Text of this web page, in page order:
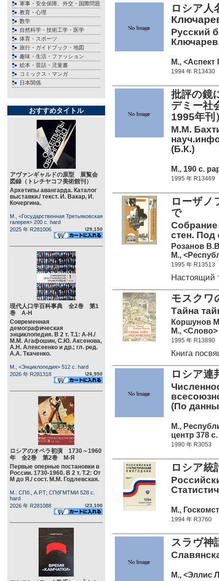
軍事・安全保障、外交・国際問題
教育・心理
数学
自然科学・技術工学・医学
体育・スポーツ
旅行・ガイドブック・地図
趣味・生活・ファッション
絵本・昔話・児童書
コミックス・マンガ
日本関係
おすすめタイトル
アヴァンギャルドの原型 展覧会
図録（トレチヤコフ美術館刊）
Архетипы авангарда. Каталог
выставки./ текст. И. Вакар, И.
Кочергина.
М., <Государственная Третьяковская
галерея> 200 c. hard
2025 年 R281006
\29,150
現代人口学百科事典 全2巻 第1
巻 А-Н
Современная
демографическая
энциклопедия. В 2 т. Т.1: А-Н./
М.М. Агафошин, С.Ю. Аксенова,
А.Н. Алексеенко и др.; гл. ред.
А.А. Ткаченко.
М., <Энциклопедия> 512 c. hard
2026 年 R281318
\26,950
ロシアのオペラ初演 1730～1960
年 全2巻 第2巻 М-Я
Первые оперные постановки в
России. 1730-1960. В 2 т. Т.2: От
М до Я./ сост. М.М. Годлевская.
М.: СПб., А.Р.Т; СПбГМТМИ 528 c.
hard
2026 年 R281088
\23,100
ロシア
Русский
М., <Аспект
1994 年 R13430
批評の鏡
デミー社
1995年刊
М.М.
(Б.К.)
М., 190 c.
1995 年 R13469
ローザ
で
стен.
Розанов
М.,
1995 年 R13513
Настоящий
モスクワ
Тайна
Коршунов
М., <Слово>
1995 年 R13890
Книга
ロシア連
(По
М.,
центр 378
1990 年 R3053
ロシア
М.,
1994 年 R3760
スラヴ神
М., <Эллис